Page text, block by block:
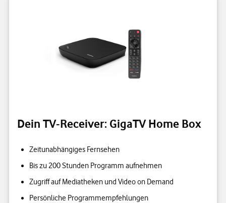
Dein TV-Receiver: GigaTV Home Box
Zeitunabhängiges Fernsehen
Bis zu 200 Stunden Programm aufnehmen
Zugriff auf Mediatheken und Video on Demand
Persönliche Programmempfehlungen